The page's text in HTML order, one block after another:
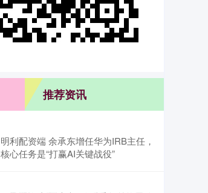
推荐资讯
明利配资端 余承东增任华为IRB主任，
核心任务是“打赢AI关键战役”